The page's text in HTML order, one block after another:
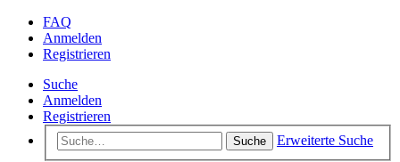
FAQ
Anmelden
Registrieren
Suche
Anmelden
Registrieren
Suche Erweiterte Suche